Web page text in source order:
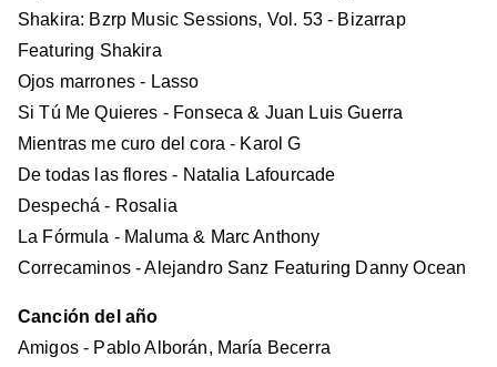
Shakira: Bzrp Music Sessions, Vol. 53 - Bizarrap
Featuring Shakira
Ojos marrones - Lasso
Si Tú Me Quieres - Fonseca & Juan Luis Guerra
Mientras me curo del cora - Karol G
De todas las flores - Natalia Lafourcade
Despechá - Rosalia
La Fórmula - Maluma & Marc Anthony
Correcaminos - Alejandro Sanz Featuring Danny Ocean
Canción del año
Amigos - Pablo Alborán, María Becerra